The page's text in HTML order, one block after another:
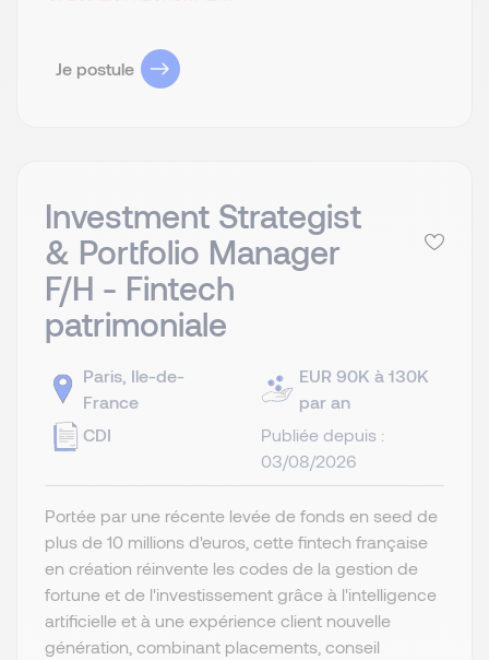
Je postule
Investment Strategist
& Portfolio Manager
F/H - Fintech
patrimoniale
Paris, Ile-de-
France
CDI
EUR 90K à 130K
par an
Publiée depuis :
03/08/2026
Portée par une récente levée de fonds en seed de
plus de 10 millions d'euros, cette fintech française
en création réinvente les codes de la gestion de
fortune et de l'investissement grâce à l'intelligence
artificielle et à une expérience client nouvelle
génération, combinant placements, conseil